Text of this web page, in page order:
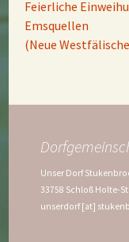
Feierliche
Emsquellen
(Neue
Unser Dorf
33758 Schloß Holte-
unserdorf [at]